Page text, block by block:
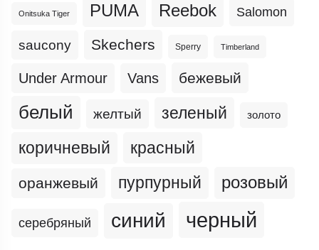
Onitsuka Tiger PUMA Reebok Salomon
saucony Skechers Sperry Timberland
Under Armour Vans бежевый
белый желтый зеленый золото
коричневый красный
оранжевый пурпурный розовый
серебряный синий черный